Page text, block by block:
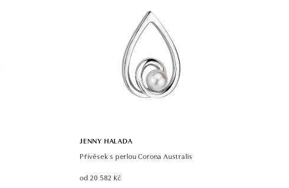
JENNY HALADA
Přívěsek s perlou Corona Australis
od 20 582 Kč